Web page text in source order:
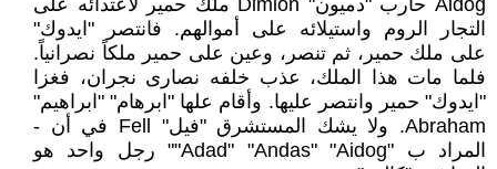
Aidog حارب "دميون" Dimion ملك حمير لاعتدائه على
التجار الروم واستيلائه على أموالهم. فانتصر "ايدوك"
على ملك حمير، ثم تنصر، وعين على حمير ملكاً نصرانياً.
فلما مات هذا الملك، عذب خلفه نصارى نجران، فغزا
"ايدوك" حمير وانتصر عليها. وأقام علها "ابرهام" "ابراهيم"
Abraham. ولا يشك المستشرق "فيل" Fell في أن -
المراد ب "Adad" "Andas" "Aidog"" رجل واحد هو